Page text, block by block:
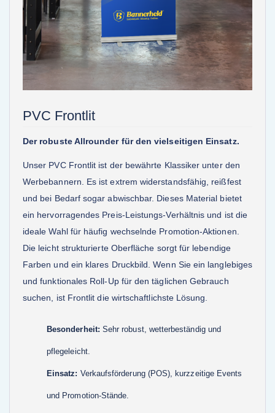
PVC Frontlit
Der robuste Allrounder für den vielseitigen Einsatz.
Unser PVC Frontlit ist der bewährte Klassiker unter den
Werbebannern. Es ist extrem widerstandsfähig, reißfest
und bei Bedarf sogar abwischbar. Dieses Material bietet
ein hervorragendes Preis-Leistungs-Verhältnis und ist die
ideale Wahl für häufig wechselnde Promotion-Aktionen.
Die leicht strukturierte Oberfläche sorgt für lebendige
Farben und ein klares Druckbild. Wenn Sie ein langlebiges
und funktionales Roll-Up für den täglichen Gebrauch
suchen, ist Frontlit die wirtschaftlichste Lösung.
Besonderheit: Sehr robust, wetterbeständig und
pflegeleicht.
Einsatz: Verkaufsförderung (POS), kurzzeitige Events
und Promotion-Stände.